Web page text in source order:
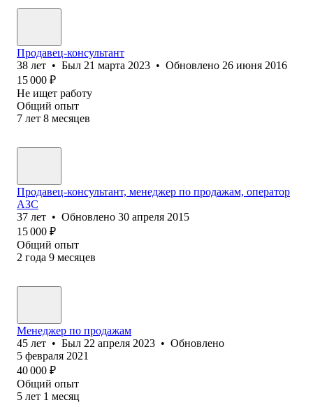
Продавец-консультант
38 лет • Был 21 марта 2023 • Обновлено 26 июня 2016
15 000 ₽
Не ищет работу
Общий опыт
7 лет 8 месяцев
Продавец-консультант, менеджер по продажам, оператор
АЗС
37 лет • Обновлено 30 апреля 2015
15 000 ₽
Общий опыт
2 года 9 месяцев
Менеджер по продажам
45 лет • Был 22 апреля 2023 • Обновлено
5 февраля 2021
40 000 ₽
Общий опыт
5 лет 1 месяц